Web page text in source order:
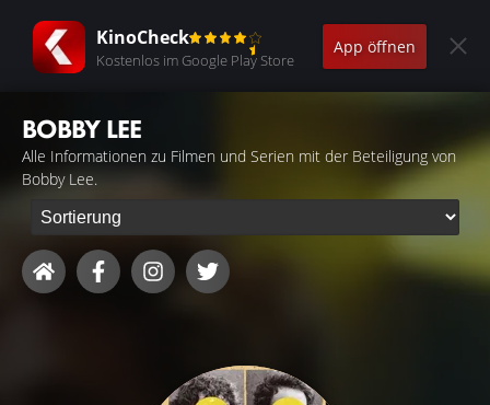
KinoCheck
Kostenlos im Google Play Store
App öffnen
BOBBY LEE
Alle Informationen zu Filmen und Serien mit der Beteiligung von
Bobby Lee.